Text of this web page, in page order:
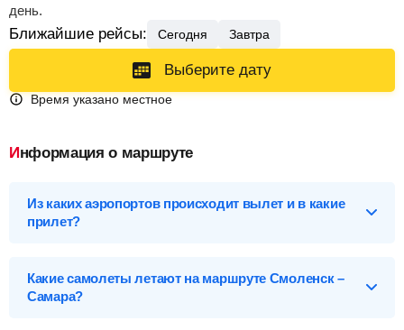
день.
Ближайшие рейсы: Сегодня Завтра
Выберите дату
Время указано местное
Информация о маршруте
Из каких аэропортов происходит вылет и в какие
прилет?
Смоленск (LNX), Россия
Какие самолеты летают на маршруте Смоленск –
Самара?